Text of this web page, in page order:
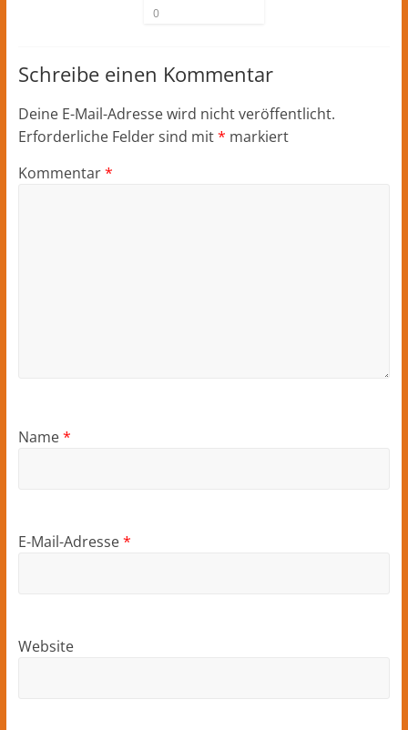
0
Schreibe einen Kommentar
Deine E-Mail-Adresse wird nicht veröffentlicht.
Erforderliche Felder sind mit* markiert
Kommentar*
Name*
E-Mail-Adresse*
Website